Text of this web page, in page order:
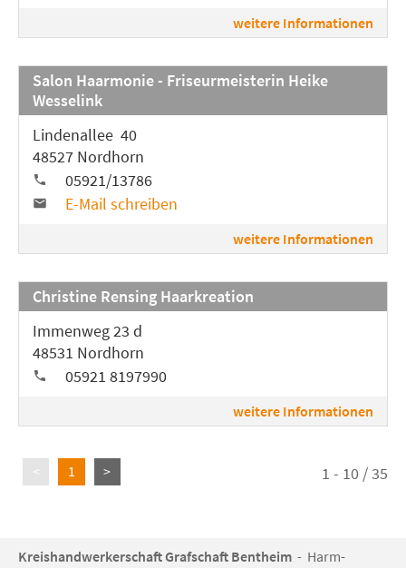
weitere Informationen
Salon Haarmonie - Friseurmeisterin Heike
Wesselink
Lindenallee 40
48527 Nordhorn
05921/13786
E-Mail schreiben
weitere Informationen
Christine Rensing Haarkreation
Immenweg 23 d
48531 Nordhorn
05921 8197990
weitere Informationen
1 > 1 - 10 / 35
Kreishandwerkerschaft Grafschaft Bentheim - Harm-